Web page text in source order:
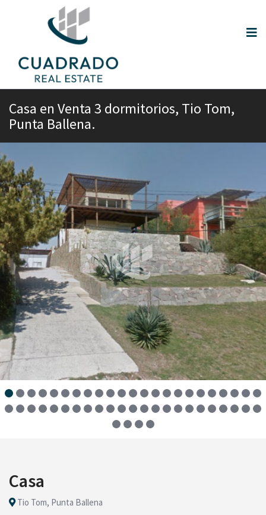
Casa en Venta 3 dormitorios, Tio Tom,
Punta Ballena.
Casa
Tio Tom, Punta Ballena